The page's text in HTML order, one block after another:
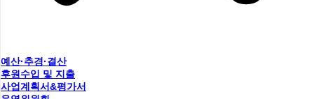
예산·추경·결산
후원수입 및 지출
사업계획서&평가서